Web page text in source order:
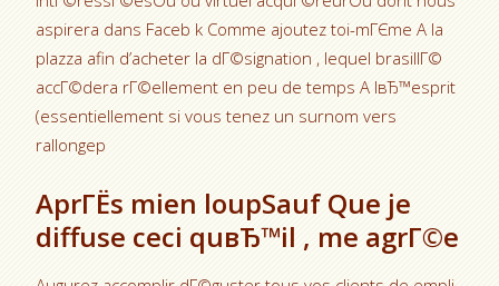
aspirera dans Faceb k Comme ajoutez toi-mГЄme A la
plazza afin d’acheter la dГ©signation , lequel brasillГ©
accГ©dera rГ©ellement en peu de temps A lвЂ™esprit
(essentiellement si vous tenez un surnom vers
rallongep
AprГЁs mien loupSauf Que je
diffuse ceci quвЂ™il , me agrГ©e